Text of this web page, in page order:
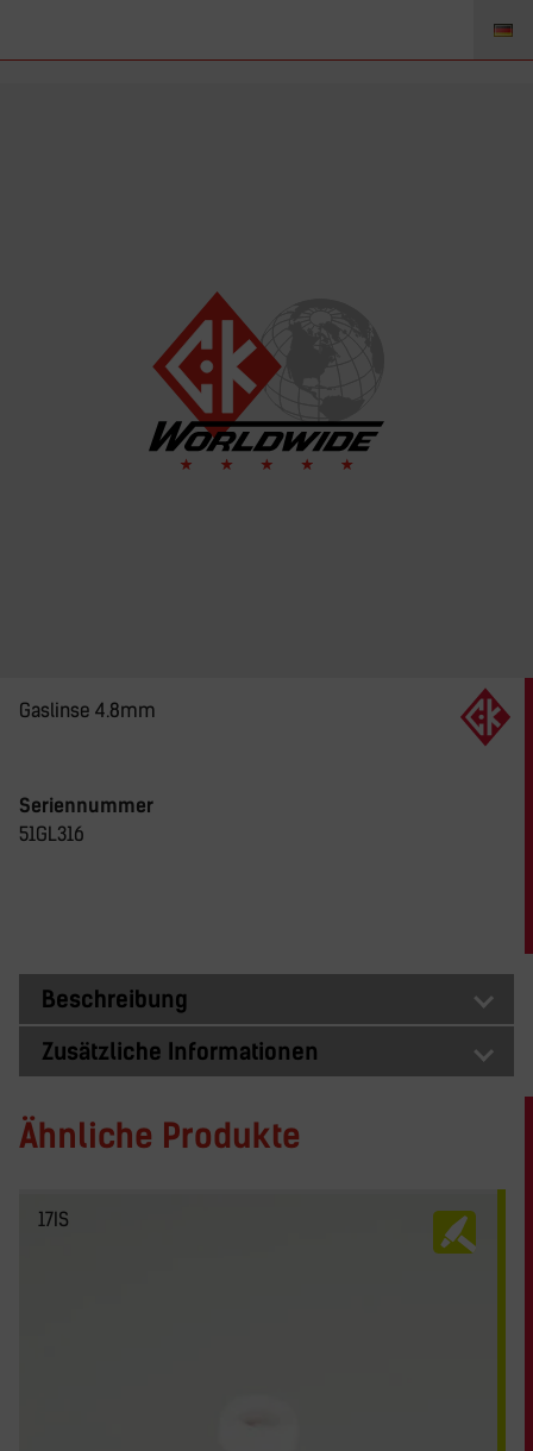
Gaslinse 4.8mm
Seriennummer
51GL316
Beschreibung
Zusätzliche Informationen
Ähnliche Produkte
17IS